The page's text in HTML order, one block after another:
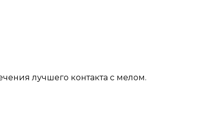
лучшего контакта с мелом.